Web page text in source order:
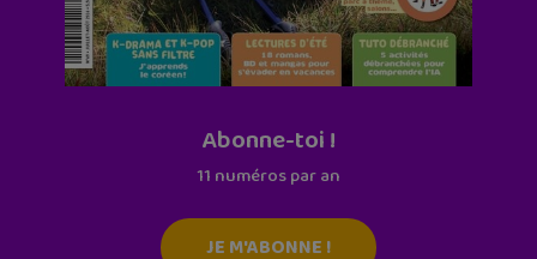
Abonne-toi !
11 numéros par an
JE M'ABONNE !